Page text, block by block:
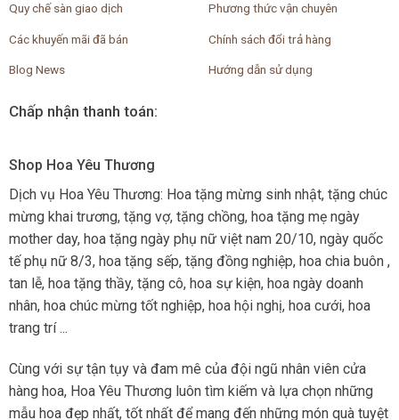
Quy chế sàn giao dịch
Các khuyến mãi đã bán
Blog News
Phương thức vận chuyên
Chính sách đổi trả hàng
Hướng dẫn sử dụng
Chấp nhận thanh toán:
Shop Hoa Yêu Thương
Dịch vụ Hoa Yêu Thương: Hoa tặng mừng sinh nhật, tặng chúc
mừng khai trương, tặng vợ, tặng chồng, hoa tặng mẹ ngày
mother day, hoa tặng ngày phụ nữ việt nam 20/10, ngày quốc
tế phụ nữ 8/3, hoa tặng sếp, tặng đồng nghiệp, hoa chia buôn ,
tan lễ, hoa tặng thầy, tặng cô, hoa sự kiện, hoa ngày doanh
nhân, hoa chúc mừng tốt nghiệp, hoa hội nghị, hoa cưới, hoa
trang trí ...
Cùng với sự tận tụy và đam mê của đội ngũ nhân viên cửa
hàng hoa, Hoa Yêu Thương luôn tìm kiếm và lựa chọn những
mẫu hoa đẹp nhất, tốt nhất để mang đến những món quà tuyệt